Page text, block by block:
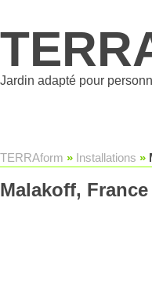
Jardin adapté pour
TERRAform » Installations »
Malakoff, France